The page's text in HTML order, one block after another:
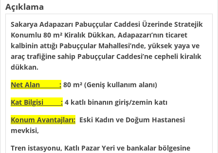
Açıklama
Sakarya Adapazarı Pabuççular Caddesi Üzerinde Stratejik
Konumlu 80 m² Kiralık Dükkan, Adapazarı’nın ticaret
kalbinin attığı Pabuççular Mahallesi’nde, yüksek yaya ve
araç trafiğine sahip Pabuççular Caddesi’ne cepheli kiralık
dükkan.
Net Alan : 80 m² (Geniş kullanım alanı)
Kat Bilgisi : 4 katlı binanın giriş/zemin katı
Konum Avantajları: Eski Kadın ve Doğum Hastanesi
mevkisi,
Tren istasyonu, Katlı Pazar Yeri ve bankalar bölgesine